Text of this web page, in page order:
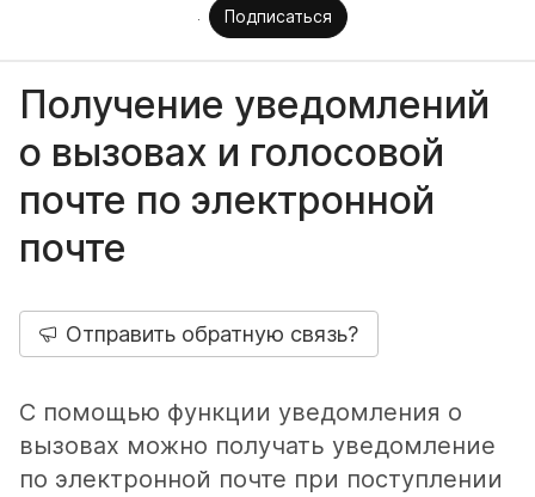
Подписаться
Получение уведомлений
о вызовах и голосовой
почте по электронной
почте
Отправить обратную связь?
С помощью функции уведомления о
вызовах можно получать уведомление
по электронной почте при поступлении